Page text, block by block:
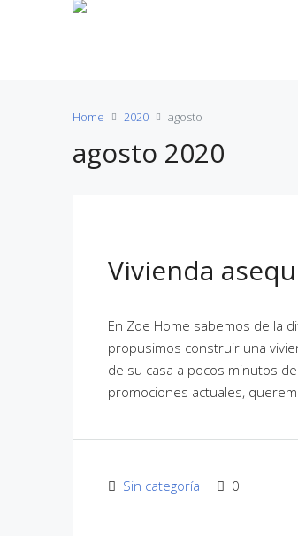
Home 2020 agosto
agosto 2020
Vivienda
En Zoe Home sabemos de la
propusimos construir una
de su casa a pocos minutos
promociones actuales,
Sin categoría 0